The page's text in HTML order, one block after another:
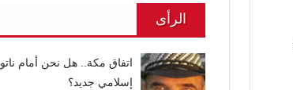
الرأى
اتفاق مكة.. هل نحن أمام ناتو
إسلامي جديد؟